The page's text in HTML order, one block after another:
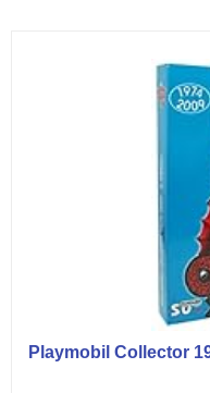
Playmobil Collector